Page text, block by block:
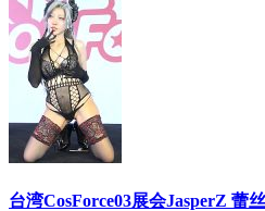
台湾CosForce03展会JasperZ 蕾